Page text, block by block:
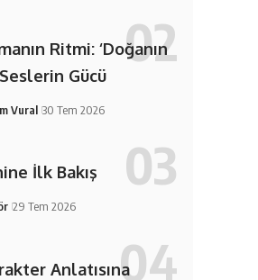
Ritmi: ‘Doğanın
Gücü
Vural 30 Tem 2026
İlk Bakış
29 Tem 2026
Anlatısına